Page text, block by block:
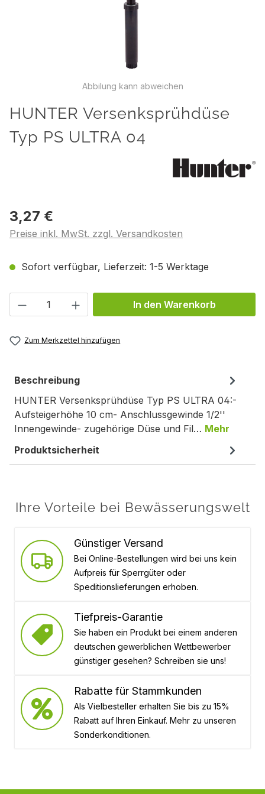
Abbilung kann abweichen
HUNTER Versenksprühdüse
Typ PS ULTRA 04
3,27 €
Preise inkl. MwSt. zzgl. Versandkosten
Sofort verfügbar, Lieferzeit: 1-5 Werktage
Produkt Anzahl: Gib den gewünschten
In den Warenkorb
Zum Merkzettel hinzufügen
Beschreibung
HUNTER Versenksprühdüse Typ PS ULTRA 04:-
Aufsteigerhöhe 10 cm- Anschlussgewinde 1/2''
Innengewinde- zugehörige Düse und Fil… Mehr
Produktsicherheit
Ihre Vorteile bei Bewässerungswelt
Günstiger Versand
Bei Online-Bestellungen wird bei uns kein
Aufpreis für Sperrgüter oder
Speditionslieferungen erhoben.
Tiefpreis-Garantie
Sie haben ein Produkt bei einem anderen
deutschen gewerblichen Wettbewerber
günstiger gesehen? Schreiben sie uns!
Rabatte für Stammkunden
Als Vielbesteller erhalten Sie bis zu 15%
Rabatt auf Ihren Einkauf. Mehr zu unseren
Sonderkonditionen.